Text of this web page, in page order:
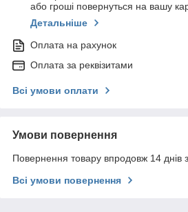
або гроші повернуться на вашу
Детальніше
Оплата на рахунок
Оплата за реквізитами
Всі умови оплати
Умови повернення
Повернення товару впродовж 14 днів
Всі умови повернення